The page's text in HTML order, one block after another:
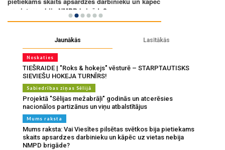
Jaunākās Lasītākās
Noskaties
TIEŠRAIDE | "Roks & hokejs" vēsturē – STARPTAUTISKS
SIEVIEŠU HOKEJA TURNĪRS!
Sabiedrības ziņas Sēlijā
Projektā "Sēlijas mežabrāļi" godinās un atcerēsies
nacionālos partizānus un viņu atbalstītājus
Mums raksta
Mums raksta: Vai Viesītes pilsētas svētkos bija pietiekams
skaits apsardzes darbinieku un kāpēc uz vietas nebija
NMPD brigāde?